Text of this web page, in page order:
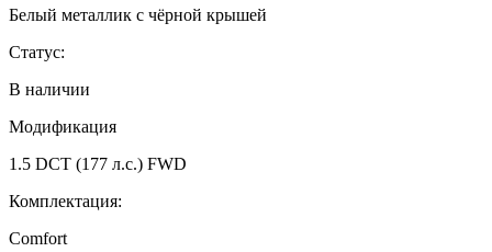
Белый металлик с чёрной крышей
Статус:
В наличии
Модификация
1.5 DCT (177 л.с.) FWD
Комплектация:
Comfort